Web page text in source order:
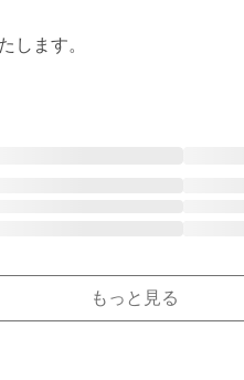
します。
もっと見る